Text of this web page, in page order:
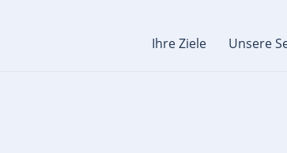
Ihre Ziele Unsere